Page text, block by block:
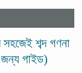
শব্দ গণনা
গাইড)